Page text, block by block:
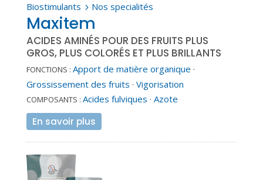
Biostimulants 5 Nos specialités
Maxitem
ACIDES AMINÉS POUR DES FRUITS PLUS
GROS, PLUS COLORÉS ET PLUS BRILLANTS
FONCTIONS : Apport de matière organique ·
Grossissement des fruits · Vigorisation
COMPOSANTS : Acides fulviques · Azote
En savoir plus